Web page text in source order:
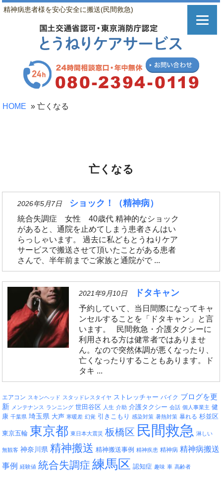
精神病患者様を安心安全に搬送(民間救急)
HOME » 亡くなる
亡くなる
2026年5月7日 ショック！（精神病）
統合失調症 女性 40歳代 精神的なショック
があると、通院を止めてしまう患者さんはい
らっしゃいます。 過去に私どもとうねりケア
サービスで搬送させて頂いたことがある患者
さんで、半年前までご家族と通院がで ...
2021年9月10日 ドタキャン
予約していて、当日間際になってキャ
ンセルすることを「ドタキャン」と言
います。 民間救急・介護タクシーに
利用される方は健常者ではありませ
ん。なので突然体調が悪くなったり、
亡くなったりすることもあります。ド
タキ ...
エアコン スキンヘッド スタッドレスタイヤ ストレッチャー バイク ブログを更
新 メンテナンス ランニング 世田谷区 人生 介助 介護タクシー 会話 個人事業主 健
康 千葉県 埼玉県 大声 寒暖差 幻覚 引きこもり 感染対策 暑熱対策 暴れる 杉並区
東京五輪 東京都 東日本大震災 板橋区 民間救急 淋しい
無観客 神奈川県 精神搬送 精神搬送事例 精神疾患 精神病 精神病搬送
事例
経験値 統合失調症 練馬区 認知症 趣味 車 高齢者